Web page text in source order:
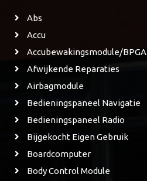
Abs
Accu
Accubewakingsmodule/BPGA
Afwijkende Reparaties
Airbagmodule
Bedieningspaneel Navigatie
Bedieningspaneel Radio
Bijgekocht Eigen Gebruik
Boardcomputer
Body Control Module